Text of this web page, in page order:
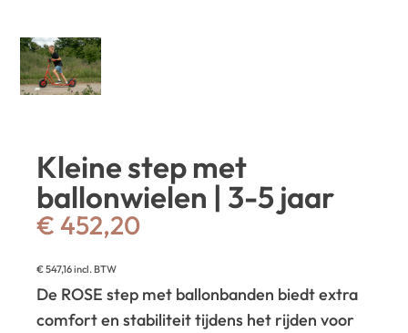
Kleine step met
ballonwielen | 3-5 jaar
€ 452,20
€547,16incl. BTW
De ROSE step met ballonbanden biedt extra
comfort en stabiliteit tijdens het rijden voor